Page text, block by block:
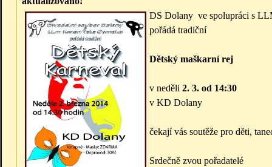
DS Dolany ve spolupráci s
pořádá tradiční
Dětský maškarní rej
v neděli 2. 3. od 14:30
v KD Dolany
čekají vás soutěže pro děti,
Srdečně zvou pořadatelé